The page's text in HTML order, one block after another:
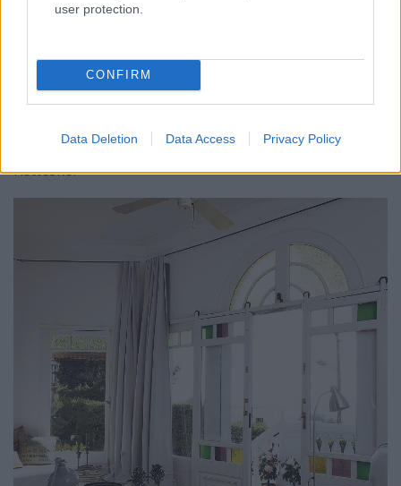
user protection.
CONFIRM
Data Deletion Data Access Privacy Policy
Ketteske: